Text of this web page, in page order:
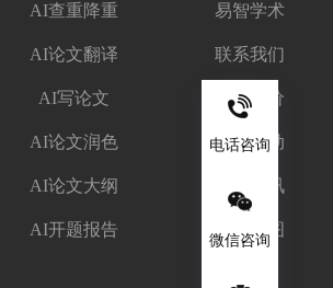
电话咨询
微信咨询
AI查重降重
AI论文翻译
AI写论文
AI论文润色
AI论文大纲
AI开题报告
易智学术
联系我们
客户评价
优惠活动
学术资讯
网站地图